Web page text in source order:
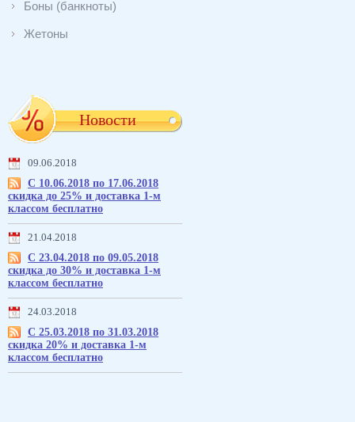
Боны (банкноты)
Жетоны
Новости
09.06.2018
С 10.06.2018 по 17.06.2018
скидка до 25% и доставка 1-м
классом бесплатно
21.04.2018
С 23.04.2018 по 09.05.2018
скидка до 30% и доставка 1-м
классом бесплатно
24.03.2018
С 25.03.2018 по 31.03.2018
скидка 20% и доставка 1-м
классом бесплатно